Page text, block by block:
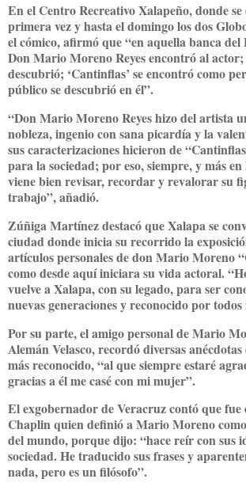
En el Centro Recreativo Xalapeño, donde
primera vez y hasta el domingo los dos
el cómico, afirmó que “en aquella banca
Don Mario Moreno Reyes encontró al
descubrió; ‘Cantinflas’ se encontró como
público se descubrió en él”.
“Don Mario Moreno Reyes hizo del artista
nobleza, ingenio con sana picardía y la
sus caracterizaciones hicieron de
para la sociedad; por eso, siempre, y más
viene bien revisar, recordar y revalorar su
trabajo”, añadió.
Zúñiga Martínez destacó que Xalapa se
ciudad donde inicia su recorrido la
artículos personales de don Mario Moreno
como desde aquí iniciara su vida actoral.
vuelve a Xalapa, con su legado, para ser
nuevas generaciones y reconocido por todos
Por su parte, el amigo personal de Mario
Alemán Velasco, recordó diversas
más reconocido, “al que siempre estaré
gracias a él me casé con mi mujer”.
El exgobernador de Veracruz contó que
Chaplin quien definió a Mario Moreno
del mundo, porque dijo: “hace reír con sus
sociedad. He traducido sus frases y
nada, pero es un filósofo”.